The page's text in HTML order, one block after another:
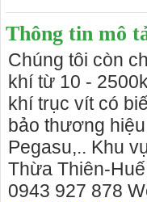
Thông tin mô
Chúng tôi còn
khí từ 10 -
khí trục vít có
bảo thương
Pegasu,.. Khu
Thừa Thiên-
0943 927 878